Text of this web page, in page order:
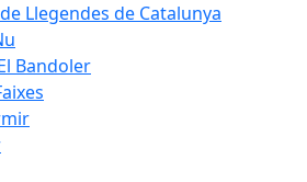
Llegendes de Catalunya
Bandoler